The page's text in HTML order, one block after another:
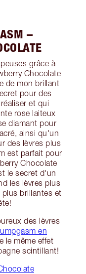
–
grâce à
Chocolate
de mon brillant
pour des
et qui
rose laiteux
diamant pour
ainsi qu'un
des lèvres plus
est parfait pour
Chocolate
le secret d'un
les lèvres plus
brillantes et
des lèvres
en
le même effet
scintillant!